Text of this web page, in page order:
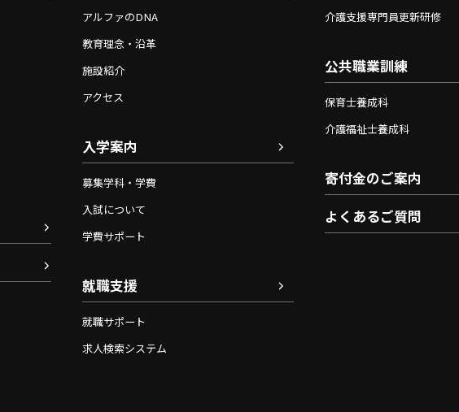
アルファのDNA
教育理念・沿革
施設紹介
アクセス
入学案内
募集学科・学費
入試について
学費サポート
就職支援
就職サポート
求人検索システム
介護支援専門員更新研修
公共職業訓練
保育士養成科
介護福祉士養成科
寄付金のご案内
よくあるご質問